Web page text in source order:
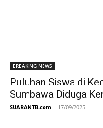
BREAKING NEWS
Puluhan Siswa di
Sumbawa Diduga
SUARANTB.com - 17/09/2025